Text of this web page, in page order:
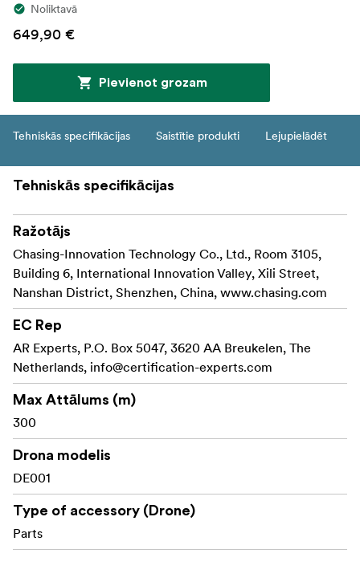
Noliktavā
649,90 €
Pievienot grozam
Tehniskās specifikācijas Saistītie produkti Lejupielādēt
Tehniskās specifikācijas
Ražotājs
Chasing-Innovation Technology Co., Ltd., Room 3105,
Building 6, International Innovation Valley, Xili Street,
Nanshan District, Shenzhen, China, www.chasing.com
EC Rep
AR Experts, P.O. Box 5047, 3620 AA Breukelen, The
Netherlands, info@certification-experts.com
Max Attālums (m)
300
Drona modelis
DE001
Type of accessory (Drone)
Parts